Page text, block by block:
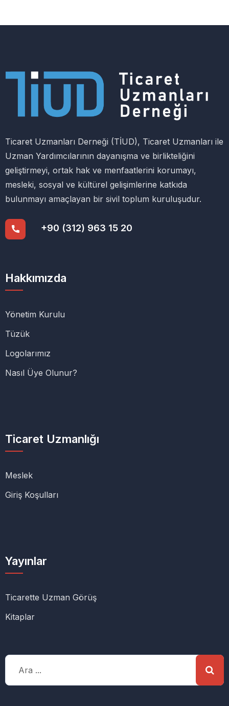
Ticaret Uzmanları Derneği (TİUD), Ticaret Uzmanları ile
Uzman Yardımcılarının dayanışma ve birlikteliğini
geliştirmeyi, ortak hak ve menfaatlerini korumayı,
mesleki, sosyal ve kültürel gelişimlerine katkıda
bulunmayı amaçlayan bir sivil toplum kuruluşudur.
+90 (312) 963 15 20
Hakkımızda
Yönetim Kurulu
Tüzük
Logolarımız
Nasıl Üye Olunur?
Ticaret Uzmanlığı
Meslek
Giriş Koşulları
Yayınlar
Ticarette Uzman Görüş
Kitaplar